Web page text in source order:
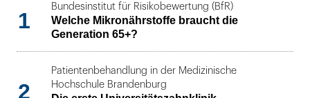
1
Bundesinstitut für Risikobewertung (BfR)
Welche Mikronährstoffe braucht die
Generation 65+?
2
Patientenbehandlung in der Medizinische
Hochschule Brandenburg